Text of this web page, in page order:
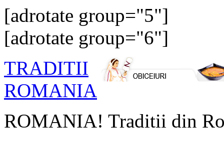
[adrotate group="5"]
[adrotate group="6"]
TRADITII
ROMANIA
ROMANIA! Traditii din